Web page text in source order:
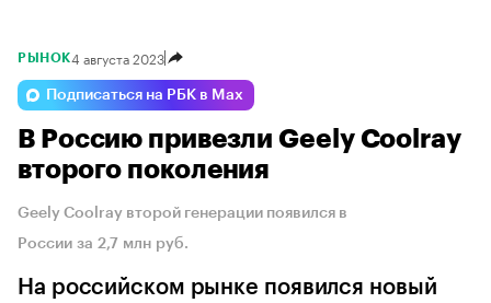
Voyah Haval
Esteo Changan Geely
РЫНОК4 августа 2023
Подписаться на РБК в Max
В Россию привезли Geely Coolray
второго поколения
Geely Coolray второй генерации появился в
России за 2,7 млн руб.
На российском рынке появился новый